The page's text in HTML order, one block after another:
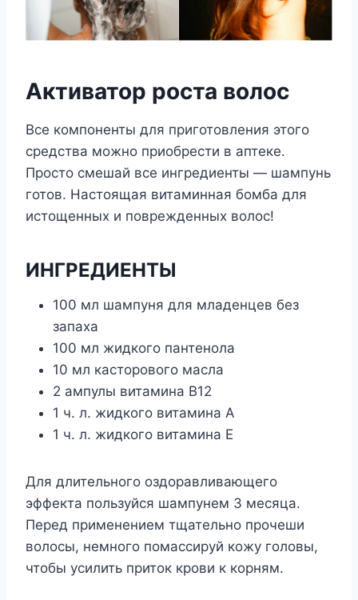
Активатор роста волос
Все компоненты для приготовления этого
средства можно приобрести в аптеке.
Просто смешай все ингредиенты — шампунь
готов. Настоящая витаминная бомба для
истощенных и поврежденных волос!
ИНГРЕДИЕНТЫ
100 мл шампуня для младенцев без
запаха
100 мл жидкого пантенола
10 мл касторового масла
2 ампулы витамина В12
1 ч. л. жидкого витамина А
1 ч. л. жидкого витамина Е
Для длительного оздоравливающего
эффекта пользуйся шампунем 3 месяца.
Перед применением тщательно прочеши
волосы, немного помассируй кожу головы,
чтобы усилить приток крови к корням.